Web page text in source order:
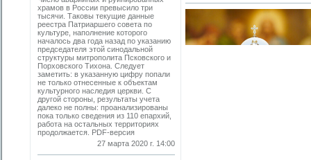
храмов в России превысило три
тысячи. Таковы текущие данные
реестра Патриаршего совета по
культуре, наполнение которого
началось два года назад по указанию
председателя этой синодальной
структуры митрополита Псковского и
Порховского Тихона. Следует
заметить: в указанную цифру попали
не только отнесенные к объектам
культурного наследия церкви. С
другой стороны, результаты учета
далеко не полны: проанализированы
пока только сведения из 110 епархий,
работа на остальных территориях
продолжается. PDF-версия
27 марта 2020 г. 14:00